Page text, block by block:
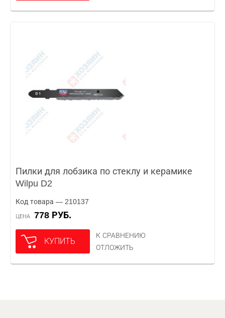
Пилки для лобзика по стеклу и керамике
Wilpu D2
Код товара — 210137
ЦЕНА 778 РУБ.
КУПИТЬ
К СРАВНЕНИЮ
ОТЛОЖИТЬ